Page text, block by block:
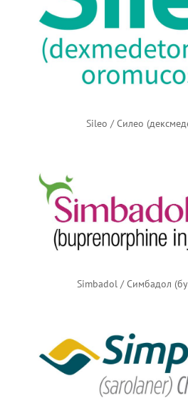
Sileo / Силео
Simbadol / Симбадол